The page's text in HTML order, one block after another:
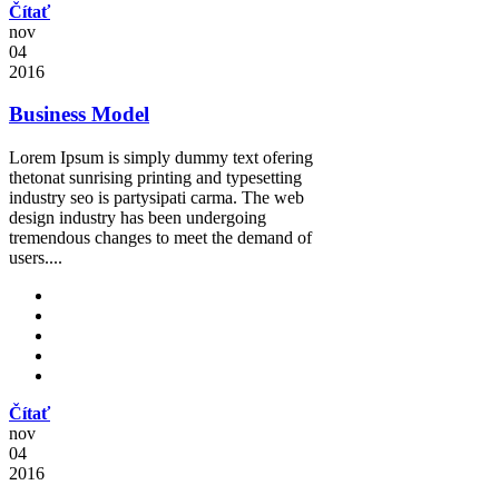
Čítať
nov
04
2016
Business Model
Lorem Ipsum is simply dummy text ofering
thetonat sunrising printing and typesetting
industry seo is partysipati carma. The web
design industry has been undergoing
tremendous changes to meet the demand of
users....
Čítať
nov
04
2016